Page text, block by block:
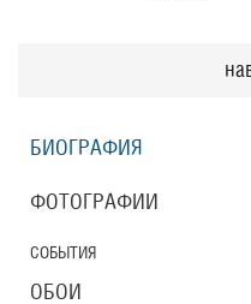
БИОГРАФИЯ
ФОТОГРАФИИ
СОБЫТИЯ
ОБОИ